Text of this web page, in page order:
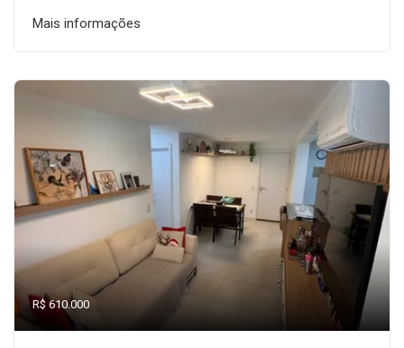
Mais informações
R$ 610.000